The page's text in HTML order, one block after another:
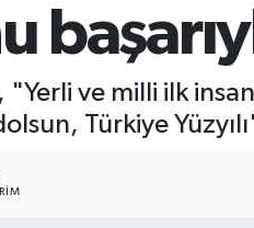
ve milli ilk
Türkiye